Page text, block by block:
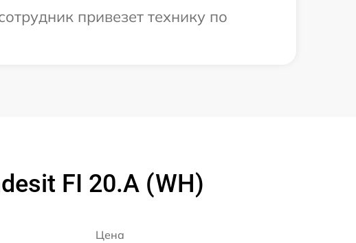
привезет технику по
FI 20.A (WH)
Цена